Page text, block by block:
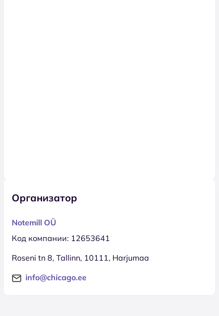
Организатор
Notemill OÜ
Код компании: 12653641
Roseni tn 8, Tallinn, 10111, Harjumaa
info@chicago.ee